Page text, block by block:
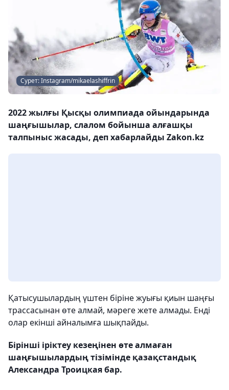
Сурет: Instagram/mikaelashiffrin
2022 жылғы Қысқы олимпиада ойындарында
шаңғышылар, слалом бойынша алғашқы
талпыныс жасады, деп хабарлайды Zakon.kz
Қатысушылардың үштен біріне жуығы қиын шаңғы
трассасынан өте алмай, мәреге жете алмады. Енді
олар екінші айналымға шықпайды.
Бірінші іріктеу кезеңінен өте алмаған
шаңғышылардың тізімінде қазақстандық
Александра Троицкая бар.